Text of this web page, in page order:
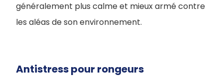
généralement plus calme et mieux armé contre
les aléas de son environnement.
Antistress pour rongeurs